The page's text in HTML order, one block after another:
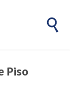

Piso